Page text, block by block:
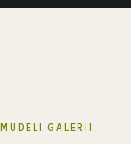
MUDELI GALERII